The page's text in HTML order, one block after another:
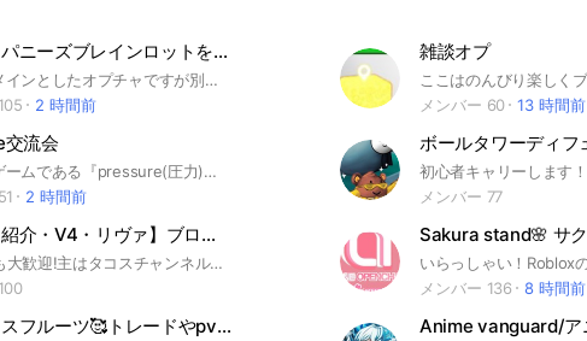
🇯🇵ジャパニーズブレインロットを盗む🇯🇵【ロブロックス】
robloxをメインとしたオプチャですが別ゲーでも大歓迎です☺️ トレードに興味が無くても雑談するためだけでも全然OKです！ 他にもいろんなゲームのクロストレードok 【えびまる系列オプ】 #ジャパニーズ#ブレインロットを盗む#トイレタワーディフェンス #ブロックスフルーツ #ロブロックス #ブロフル #トイタワ #ロブロ #スキタワ #スキビティータワーディフェンス #トイレットタワーディフェンス #スキビディータワーディフェンス #ペトシュミ #ペットシュミレーター #ゲーム #ライバル #庭を育てる
2 時間前
雑談オプ
メンバー 60
13 時間前
流会
robloxのゲームである『pressure(圧力)』のプレイヤーの為に作られたオープンチャットです！ ・一緒にプレイする方を探したい ・アイテムや実績の詳細が分からない ・敵モブからの逃げ方やコツを知りたい ・何か難しい事を成し遂げた！自慢したい！ 等々... 制作されてまだ日が浅いので人は少ないですが、気になった方は1度入って見て下さると嬉しいです！ 気に入らなかった場合即抜けて頂いても構いません！ 皆さんが良きpressureライフを送れるようこちらも尽力してまいります！ ⚠️禁止事項⚠️ ・荒らし ・誹謗中傷(暴言、差別発言等も含まれます) ・過度な下ネタやセクハラ ・スタンプや画像の連投 ・個人情報等の書き込み ・その他常識から逸脱している行為 これらが見受けられた際は、注意喚起、最悪の場合BAN等の処置を取らせて頂きます。 何か質問、ご意見等ございましたら、ノートに記載されている『質問箱』にてご質問お願い致します。 #roblox #ロブロックス #pressure #圧力
2 時間前
メンバー 77
【コード紹介・V4・リヴァ】ブロックスフルーツ
どなたでも大歓迎!主はタコスチャンネルという名前でYouTubeやってます。 主にコード紹介、色々役に立つ情報を発信してます。 プライベートサーバーは24時間貸し出し中です。
メンバー 136
8 時間前
ブロックスフルーツ🥰トレードやpvp、レイドなんでもok🙆‍♀️